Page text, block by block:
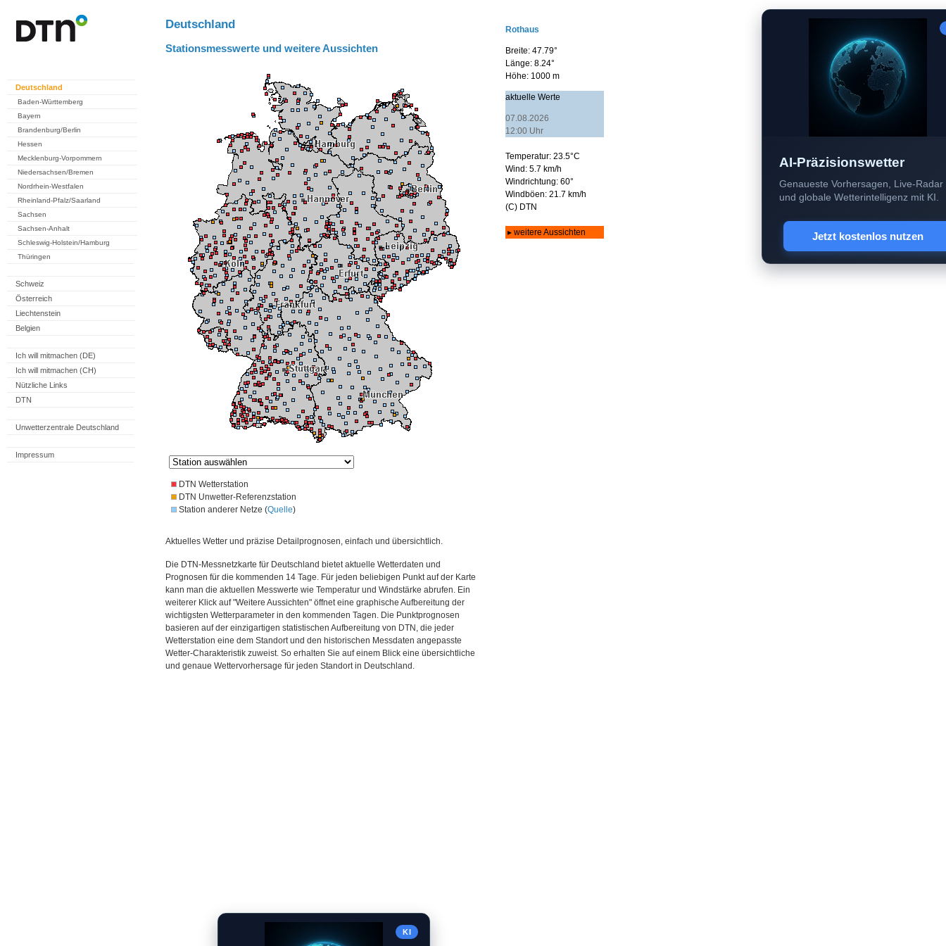
Deutschland
Baden-Württemberg
Bayern
Brandenburg/Berlin
Hessen
Mecklenburg-Vorpommern
Niedersachsen/Bremen
Nordrhein-Westfalen
Rheinland-Pfalz/Saarland
Sachsen
Sachsen-Anhalt
Schleswig-Holstein/Hamburg
Thüringen
Schweiz
Österreich
Liechtenstein
Belgien
Ich will mitmachen (DE)
Ich will mitmachen (CH)
Nützliche Links
DTN
Unwetterzentrale Deutschland
Impressum
Deutschland
Stationsmesswerte und weitere Aussichten
DTN Wetterstation
DTN Unwetter-Referenzstation
Station anderer Netze (Quelle)
Aktuelles Wetter und präzise Detailprognosen, einfach und übersichtlich.
Die DTN-Messnetzkarte für Deutschland bietet aktuelle Wetterdaten und
Prognosen für die kommenden 14 Tage. Für jeden beliebigen Punkt auf der Karte
kann man die aktuellen Messwerte wie Temperatur und Windstärke abrufen. Ein
weiterer Klick auf "Weitere Aussichten" öffnet eine graphische Aufbereitung der
wichtigsten Wetterparameter in den kommenden Tagen. Die Punktprognosen
basieren auf der einzigartigen statistischen Aufbereitung von DTN, die jeder
Wetterstation eine dem Standort und den historischen Messdaten angepasste
Wetter-Charakteristik zuweist. So erhalten Sie auf einem Blick eine übersichtliche
und genaue Wettervorhersage für jeden Standort in Deutschland.
KI
AI-Präzisionswetter
Genaueste Vorhersagen, Live-Radar
und globale Wetterintelligenz mit KI.
Jetzt kostenlos nutzen